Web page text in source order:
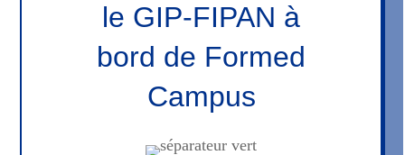
le GIP-FIPAN à
bord de Formed
Campus